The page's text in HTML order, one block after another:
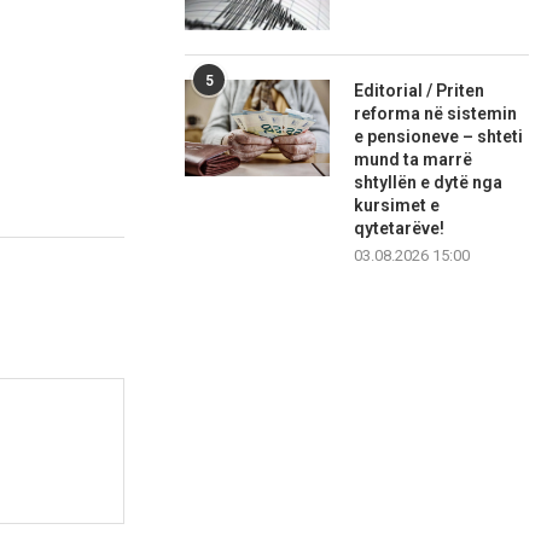
5
Editorial / Priten
reforma në sistemin
e pensioneve – shteti
mund ta marrë
shtyllën e dytë nga
kursimet e
qytetarëve!
03.08.2026 15:00